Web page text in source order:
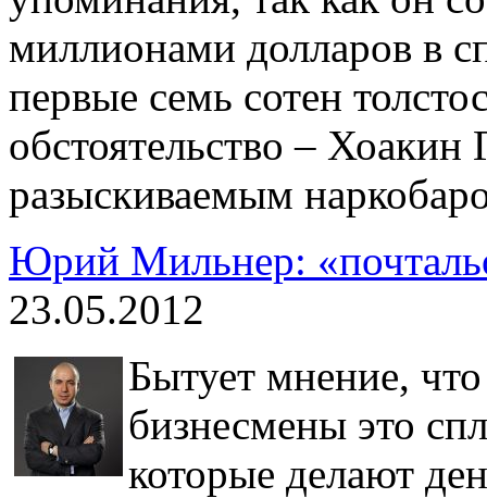
миллионами долларов в
первые семь сотен
обстоятельство –
разыскиваемым
Юрий Мильнер:
23.05.2012
Бытует мнение,
бизнесмены это
которые делают